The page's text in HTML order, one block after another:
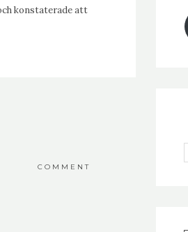
konstaterade att
COMMENT